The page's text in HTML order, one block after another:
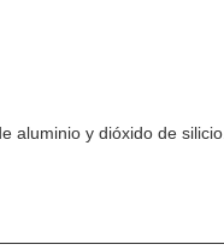
aluminio y dióxido de silicio.